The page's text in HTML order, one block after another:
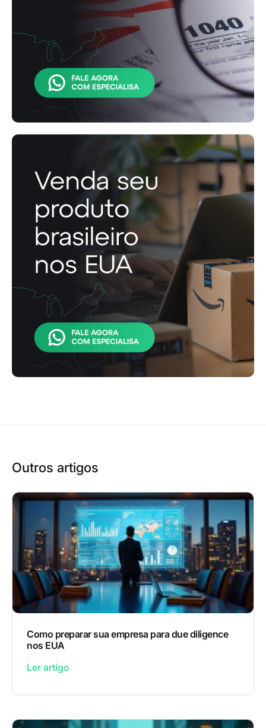
Outros artigos
Como preparar sua empresa para due diligence
nos EUA
Ler artigo